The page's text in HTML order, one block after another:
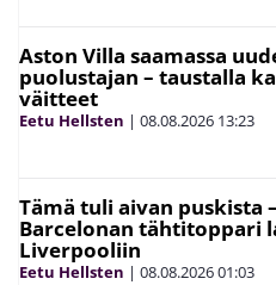
Aston Villa saamassa
puolustajan – taustalla
väitteet
Eetu Hellsten | 08.08.2026 13:23
Tämä tuli aivan puskista –
Barcelonan tähtitoppari
Liverpooliin
Eetu Hellsten | 08.08.202601:03